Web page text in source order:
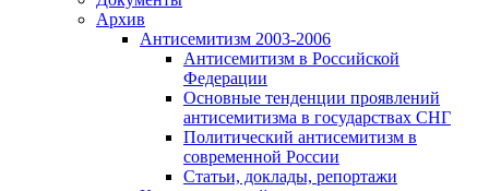
Архив
Антисемитизм 2003-2006
Антисемитизм в Российской
Федерации
Основные тенденции проявлений
антисемитизма в государствах СНГ
Политический антисемитизм в
современной России
Статьи, доклады, репортажи